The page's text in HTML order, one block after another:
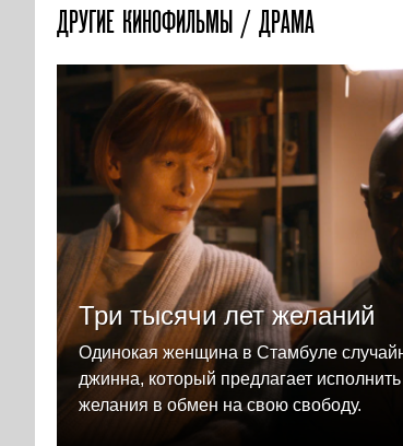
ДРУГИЕ КИНОФИЛЬМЫ / ДРАМА
Три тысячи лет желаний
Одинокая женщина в Стамбуле
джинна, который предлагает
желания в обмен на свою свободу.